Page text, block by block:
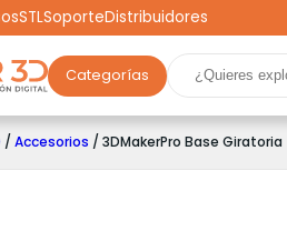
STLSoporteDistribuidores
Categorías
3D Filamentos Resinas
Drones Realidad Virtual
/ Accesorios / 3DMakerPro Base Giratoria